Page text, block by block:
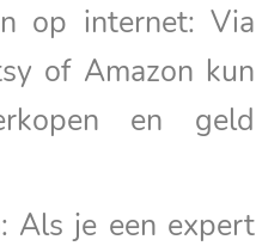
op internet: Via
of Amazon kun
en geld
Als je een expert